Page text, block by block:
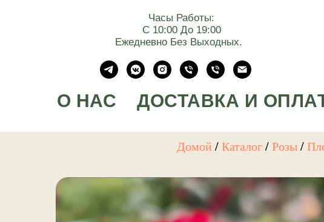
Часы Работы:
С 10:00 До 19:00
Ежедневно Без Выходных.
О НАС ДОСТАВКА И
Домой /Каталог/Розы/